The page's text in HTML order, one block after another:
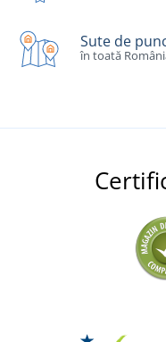
Sute de
în toată